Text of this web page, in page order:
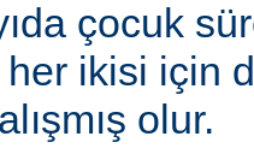
çocuk
ikisi için
olur.